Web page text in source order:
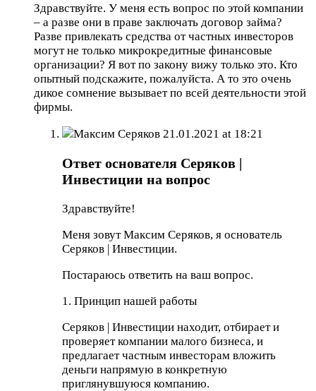
Здравствуйте. У меня есть вопрос по этой компании
– а разве они в праве заключать договор займа?
Разве привлекать средства от частных инвесторов
могут не только микрокредитные финансовые
организации? Я вот по закону вижу только это. Кто
опытный подскажите, пожалуйста. А то это очень
дикое сомнение вызывает по всей деятельности этой
фирмы.
Максим Серяков 21.01.2021 at 18:21
Ответ основателя Серяков |
Инвестиции на вопрос
Здравствуйте!
Меня зовут Максим Серяков, я основатель
Серяков | Инвестиции.
Постараюсь ответить на ваш вопрос.
1. Принцип нашей работы
Серяков | Инвестиции находит, отбирает и
проверяет компании малого бизнеса, и
предлагает частным инвесторам вложить
деньги напрямую в конкретную
приглянувшуюся компанию.